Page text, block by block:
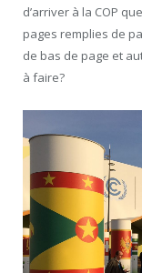
d’arriver à la COP
pages remplies de
de bas de page et
à faire?